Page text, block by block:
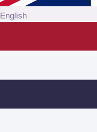
English